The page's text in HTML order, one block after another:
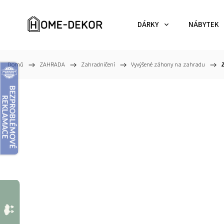
DÁRKY NÁBYTEK
Domů / ZAHRADA / Zahradničení / Vyvýšené záhony na zahradu /